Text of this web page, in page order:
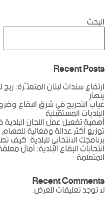
البحث
Recent Posts
ارتفاع سندات لبنان المتعثّرة:
ينهار
غياب التحريج في شرق البقاع
البلديات المستقبلية
أهمية تفعيل عمل اللجان
توزيع أكثر عدالة وفعالية
برنامجك الانتخابي للبلدية: كيف
انتخابات البقاع البلدية: آمال
المتعلمة
Recent Comments
لا توجد تعليقات للعرض.